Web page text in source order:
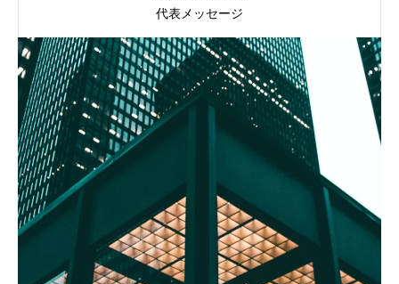
代表メッセージ